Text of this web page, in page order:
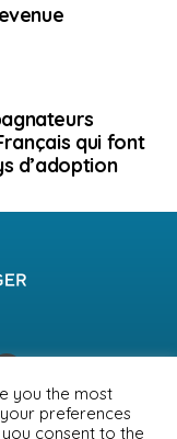
expérience à
! »
qui font
d’adoption
MENTIONS LÉGALES
you the most
preferences
you consent to the